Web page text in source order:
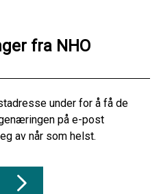
fra NHO
under for å få de
på e-post
av når som helst.